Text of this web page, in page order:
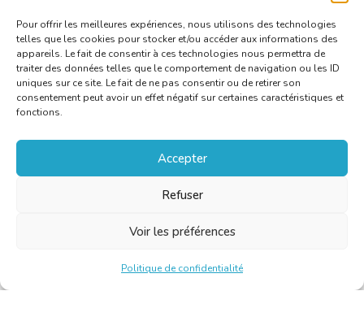
Pour offrir les meilleures expériences, nous utilisons des technologies
telles que les cookies pour stocker et/ou accéder aux informations des
appareils. Le fait de consentir à ces technologies nous permettra de
traiter des données telles que le comportement de navigation ou les ID
uniques sur ce site. Le fait de ne pas consentir ou de retirer son
consentement peut avoir un effet négatif sur certaines caractéristiques et
fonctions.
Accepter
Refuser
Voir les préférences
Politique de confidentialité